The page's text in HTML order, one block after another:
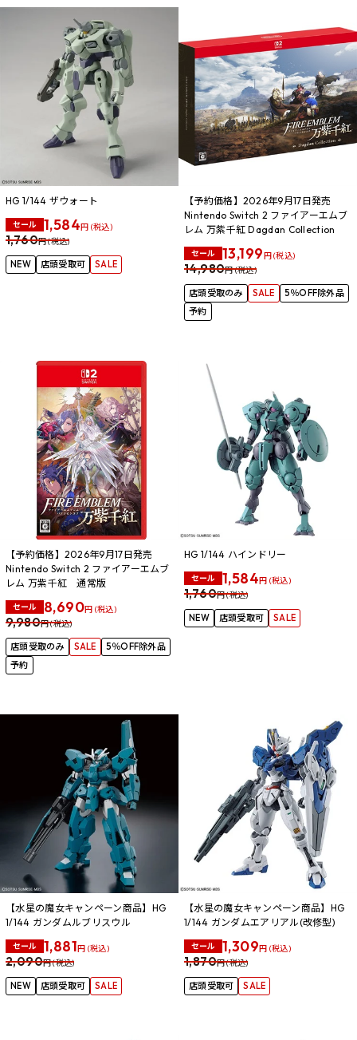
HG 1/144 ザウォート
セール 1,584円 (税込)
1,760円 (税込)
NEW 店頭受取可 SALE
【予約価格】2026年9月17日発売
Nintendo Switch 2 ファイアーエムブ
レム 万紫千紅 Dagdan Collection
セール 13,199円 (税込)
14,980円 (税込)
店頭受取のみ SALE
5％OFF除外品
予約
【予約価格】2026年9月17日発売
Nintendo Switch 2 ファイアーエムブ
レム 万紫千紅 通常版
セール 8,690円 (税込)
9,980円 (税込)
店頭受取のみ SALE
5％OFF除外品
予約
HG 1/144 ハインドリー
セール 1,584円 (税込)
1,760円 (税込)
NEW 店頭受取可 SALE
【水星の魔女キャンペーン商品】HG
1/144 ガンダムルブリスウル
セール 1,881円 (税込)
2,090円 (税込)
NEW 店頭受取可 SALE
【水星の魔女キャンペーン商品】HG
1/144 ガンダムエアリアル(改修型)
セール 1,309円 (税込)
1,870円 (税込)
店頭受取可 SALE